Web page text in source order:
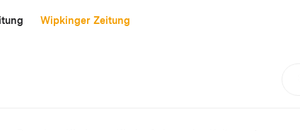
Wipkinger Zeitung